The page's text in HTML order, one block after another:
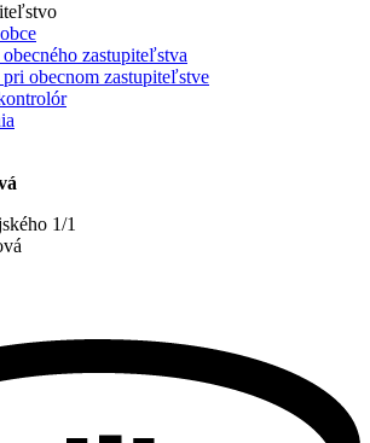
zastupiteľstva
obecnom zastupiteľstve
1/1